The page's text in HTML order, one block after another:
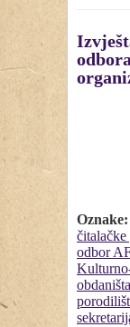
Oznake:
čitalačke
odbor
obdaništa